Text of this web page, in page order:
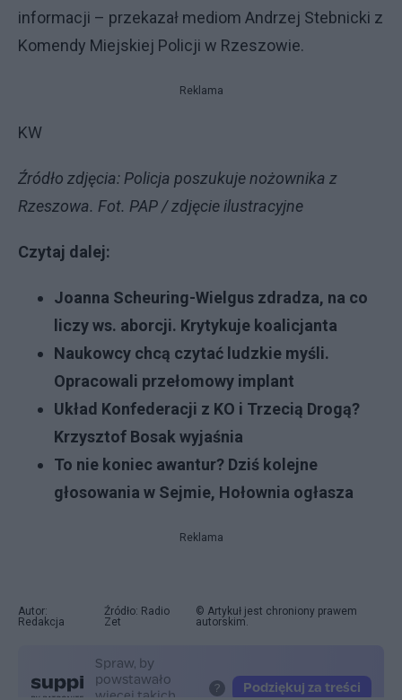
informacji – przekazał mediom Andrzej Stebnicki z
Komendy Miejskiej Policji w Rzeszowie.
Reklama
KW
Źródło zdjęcia: Policja poszukuje nożownika z
Rzeszowa. Fot. PAP / zdjęcie ilustracyjne
Czytaj dalej:
Joanna Scheuring-Wielgus zdradza, na co
liczy ws. aborcji. Krytykuje koalicjanta
Naukowcy chcą czytać ludzkie myśli.
Opracowali przełomowy implant
Układ Konfederacji z KO i Trzecią Drogą?
Krzysztof Bosak wyjaśnia
To nie koniec awantur? Dziś kolejne
głosowania w Sejmie, Hołownia ogłasza
Reklama
Autor:
Redakcja
Źródło: Radio
Zet
© Artykuł jest chroniony prawem
autorskim.